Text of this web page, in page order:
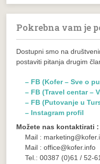
Pokrebna vam je
Dostupni smo na
postaviti pitanja drugim
– FB (Kofer – Sve o
– FB (Travel centar –
– FB (Putovanje u
– Instagram profil
Možete nas kontaktirati :
Mail :
Mail : office@kofer.info
Tel.: 00387 (0)61 / 52-